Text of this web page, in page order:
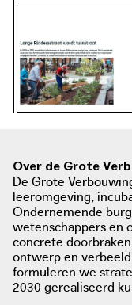
Over de Grote
De Grote
leeromgeving,
Ondernemende
wetenschappers en
concrete
ontwerp en
formuleren we
2030 gerealiseerd